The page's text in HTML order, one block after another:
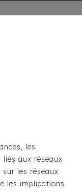
Babord Jaune
les
aux réseaux
les réseaux
les implications